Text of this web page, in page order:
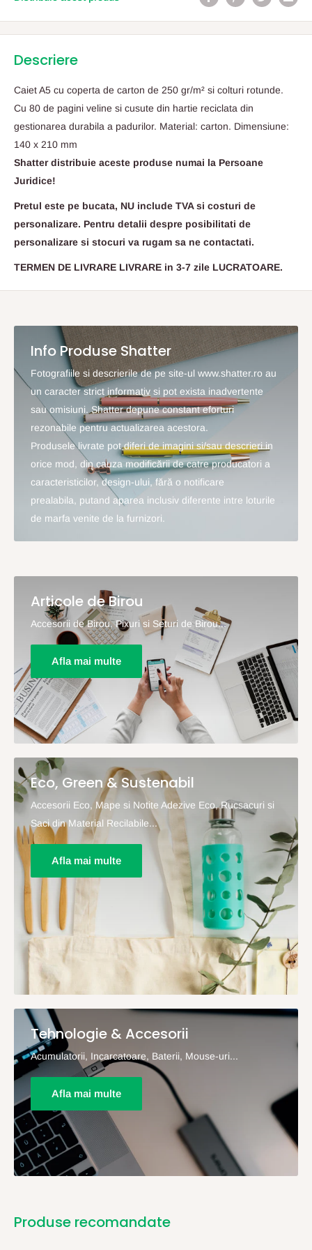
Descriere
Caiet A5 cu coperta de carton de 250 gr/m² si colturi rotunde.
Cu 80 de pagini veline si cusute din hartie reciclata din
gestionarea durabila a padurilor. Material: carton. Dimensiune:
140 x 210 mm
Shatter distribuie aceste produse numai la Persoane
Juridice!
Pretul este pe bucata, NU include TVA si costuri de
personalizare. Pentru detalii despre posibilitati de
personalizare si stocuri va rugam sa ne contactati.
TERMEN DE LIVRARE LIVRARE in 3-7 zile LUCRATOARE.
Info Produse Shatter
Fotografiile si descrierile de pe site-ul www.shatter.ro au
un caracter strict informativ si pot exista inadvertente
sau omisiuni. Shatter depune constant eforturi
rezonabile pentru actualizarea acestora.
Produsele livrate pot diferi de imagini si/sau descrieri in
orice mod, din cauza modificării de catre producatori a
caracteristicilor, design-ului, fără o notificare
prealabila, putand aparea inclusiv diferente intre loturile
de marfa venite de la furnizori.
Articole de Birou
Accesorii de Birou, Pixuri si Seturi de Birou...
Afla mai multe
Eco, Green & Sustenabil
Accesorii Eco, Mape si Notite Adezive Eco, Rucsacuri si
Saci din Material Recilabile...
Afla mai multe
Tehnologie & Accesorii
Acumulatorii, Incarcatoare, Baterii, Mouse-uri...
Afla mai multe
Produse recomandate